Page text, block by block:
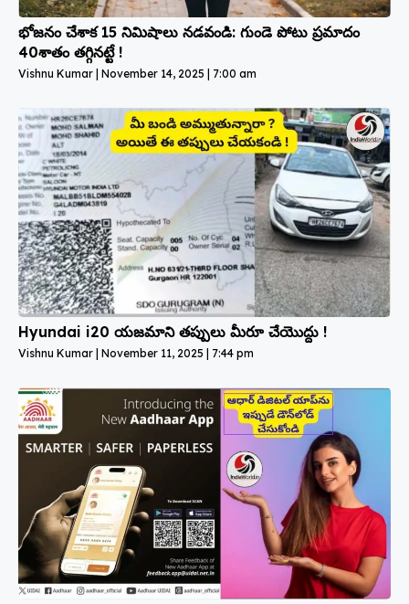
భోజనం చేశాక 15 నిమిషాలు నడవండి: గుండె పోటు ప్రమాదం
40శాతం తగ్గినట్టే !
Vishnu Kumar November 14, 2025 7:00 am
Hyundai i20 యజమాని తప్పులు మీరూ చేయొద్దు !
Vishnu Kumar November 11, 2025 7:44 pm